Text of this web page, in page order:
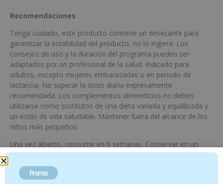
Recomendaciones
Tenga cuidado, este producto contiene un desecante para
garantizar la estabilidad del producto, no lo ingiera. Los
consejos de uso y la duración del programa pueden ser
adaptados por un profesional de la salud. Indicado para
adultos, excepto mujeres embarazadas o en periodo de
lactancia. No superar la dosis diaria expresamente
recomendada. Los complementos alimenticios no deben
utilizarse como sustitutos de una dieta variada y equilibrada y
un estilo de vida saludable. Mantener fuera del alcance de los
niños más pequeños.
Una vez abierto, consumir en 6 semanas. Conservar en un
lugar fresco y seco, protegido de la luz. Cerrar correctamente
después de su apertura.
Promo